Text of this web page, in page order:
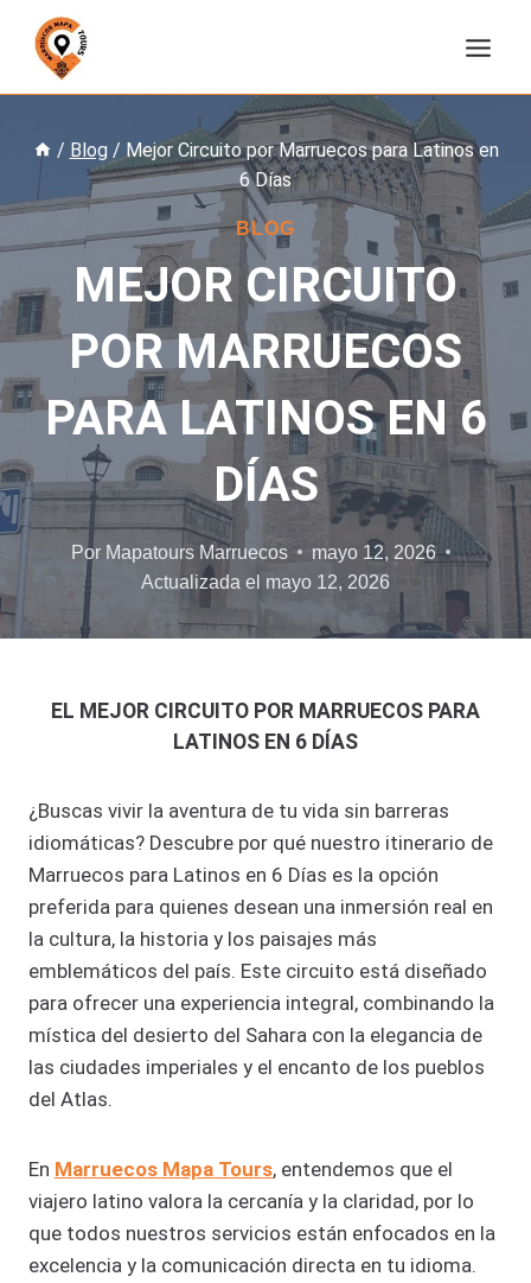
Saltar
contenido
/ Blog / Mejor Circuito por Marruecos para Latinos en
6 Días
BLOG
MEJOR CIRCUITO
POR MARRUECOS
PARA LATINOS EN 6
DÍAS
Por Mapatours Marruecos
mayo 12, 2026
Actualizada el mayo 12, 2026
EL MEJOR CIRCUITO POR MARRUECOS PARA
LATINOS EN 6 DÍAS
¿Buscas vivir la aventura de tu vida sin barreras
idiomáticas? Descubre por qué nuestro itinerario de
Marruecos para Latinos en 6 Días es la opción
preferida para quienes desean una inmersión real en
la cultura, la historia y los paisajes más
emblemáticos del país. Este circuito está diseñado
para ofrecer una experiencia integral, combinando la
mística del desierto del Sahara con la elegancia de
las ciudades imperiales y el encanto de los pueblos
del Atlas.
En Marruecos Mapa Tours, entendemos que el
viajero latino valora la cercanía y la claridad, por lo
que todos nuestros servicios están enfocados en la
excelencia y la comunicación directa en tu idioma.